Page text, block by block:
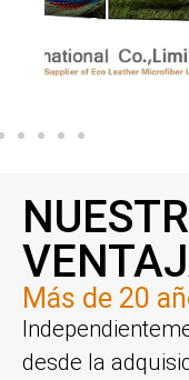
Más de 20
desde la